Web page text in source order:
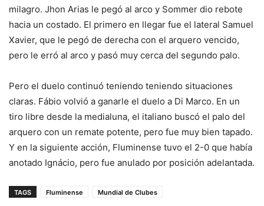
milagro. Jhon Arias le pegó al arco y Sommer dio rebote
hacia un costado. El primero en llegar fue el lateral Samuel
Xavier, que le pegó de derecha con el arquero vencido,
pero le erró al arco y pasó muy cerca del segundo palo.
Pero el duelo continuó teniendo teniendo situaciones
claras. Fábio volvió a ganarle el duelo a Di Marco. En un
tiro libre desde la medialuna, el italiano buscó el palo del
arquero con un remate potente, pero fue muy bien tapado.
Y en la siguiente acción, Fluminense tuvo el 2-0 que había
anotado Ignácio, pero fue anulado por posición adelantada.
TAGS Fluminense Mundial de Clubes